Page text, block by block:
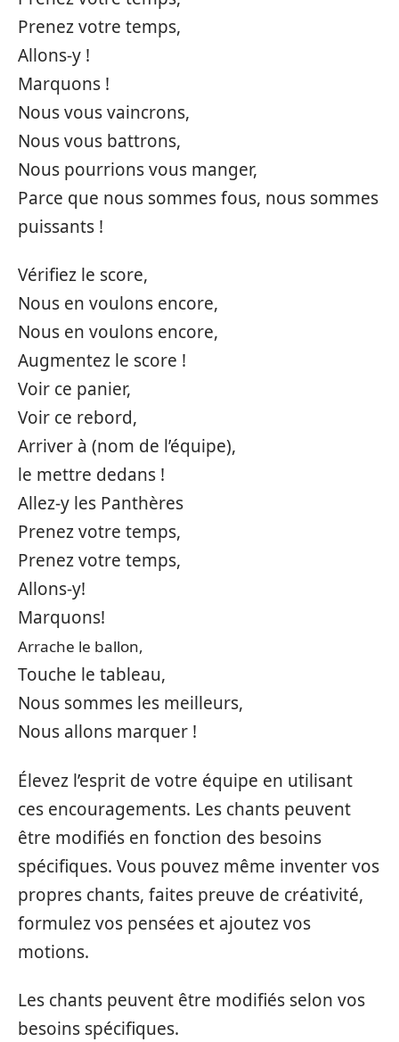
Prenez votre temps,
Allons-y !
Marquons !
Nous vous vaincrons,
Nous vous battrons,
Nous pourrions vous manger,
Parce que nous sommes fous, nous sommes
puissants !
Vérifiez le score,
Nous en voulons encore,
Nous en voulons encore,
Augmentez le score !
Voir ce panier,
Voir ce rebord,
Arriver à (nom de l’équipe),
le mettre dedans !
Allez-y les Panthères
Prenez votre temps,
Prenez votre temps,
Allons-y!
Marquons!
Arrache le ballon,
Touche le tableau,
Nous sommes les meilleurs,
Nous allons marquer !
Élevez l’esprit de votre équipe en utilisant
ces encouragements. Les chants peuvent
être modifiés en fonction des besoins
spécifiques. Vous pouvez même inventer vos
propres chants, faites preuve de créativité,
formulez vos pensées et ajoutez vos
motions.
Les chants peuvent être modifiés selon vos
besoins spécifiques.